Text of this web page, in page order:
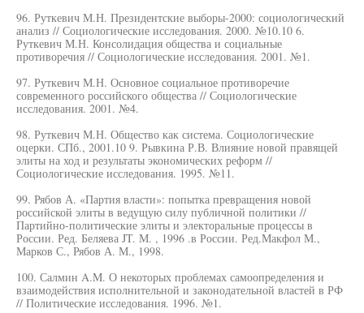
96. Руткевич М.Н. Президентские выборы-2000: социологический
анализ // Социологические исследования. 2000. №10.10 6.
Руткевич М.Н. Консолидация общества и социальные
противоречия // Социологические исследования. 2001. №1.
97. Руткевич М.Н. Основное социальное противоречие
современного российского общества // Социологические
исследования. 2001. №4.
98. Руткевич М.Н. Общество как система. Социологические
оцерки. СПб., 2001.10 9. Рывкина Р.В. Влияние новой правящей
элиты на ход и результаты экономических реформ //
Социологические исследования. 1995. №11.
99. Рябов А. «Партия власти»: попытка превращения новой
российской элиты в ведущую силу публичной политики //
Партийно-политические элиты и электоральные процессы в
России. Ред. Беляева JT. М. , 1996 .в России. Ред.Макфол М.,
Марков С., Рябов А. М., 1998.
100. Салмин A.M. О некоторых проблемах самоопределения и
взаимодействия исполнительной и законодательной властей в РФ
// Политические исследования. 1996. №1.